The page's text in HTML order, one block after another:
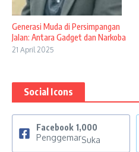
Generasi Muda di Persimpangan
Jalan: Antara Gadget dan Narkoba
21 April 2025
Social Icons
Facebook 1,000
PenggemarSuka